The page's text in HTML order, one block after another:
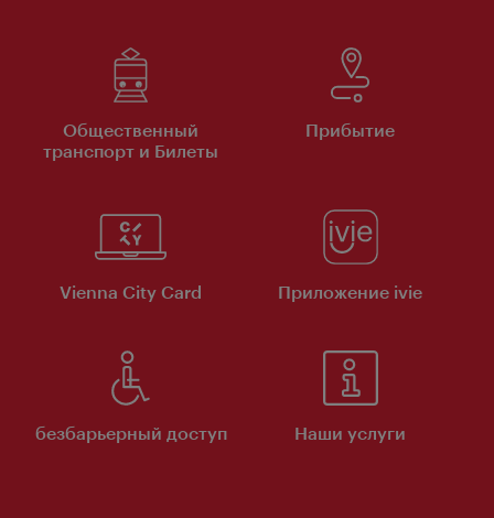
Общественный
транспорт и Билеты
Прибытие
Vienna City Card Приложение ivie
безбарьерный доступ Наши услуги